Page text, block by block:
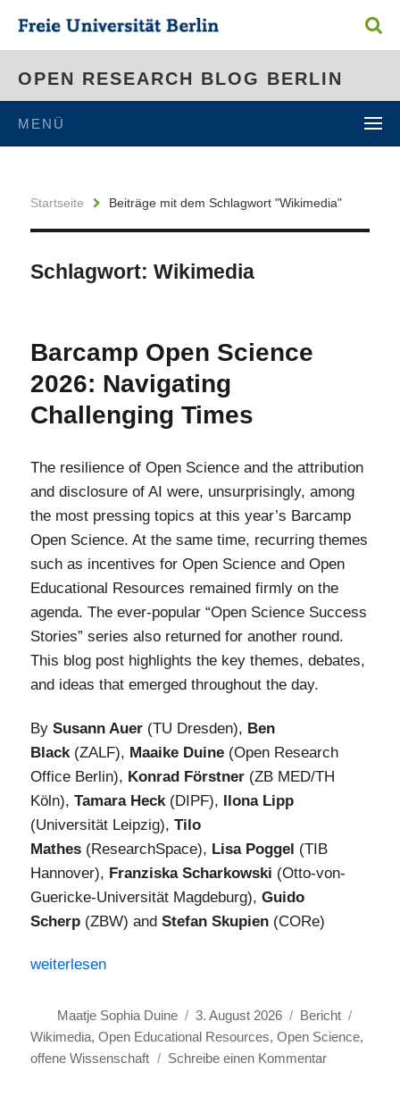
OPEN RESEARCH BLOG BERLIN
MENÜ
Startseite Beiträge mit dem Schlagwort "Wikimedia"
Schlagwort:Wikimedia
Barcamp Open Science
2026: Navigating
Challenging Times
The resilience of Open Science and the attribution
and disclosure of AI were, unsurprisingly, among
the most pressing topics at this year’s Barcamp
Open Science. At the same time, recurring themes
such as incentives for Open Science and Open
Educational Resources remained firmly on the
agenda. The ever-popular “Open Science Success
Stories” series also returned for another round.
This blog post highlights the key themes, debates,
and ideas that emerged throughout the day.
BySusann Auer (TU Dresden), Ben
Black (ZALF), Maaike Duine (Open Research
Office Berlin), Konrad Förstner (ZB MED/TH
Köln),Tamara Heck (DIPF), Ilona Lipp
(Universität Leipzig),Tilo
Mathes (ResearchSpace), Lisa Poggel (TIB
Hannover), Franziska Scharkowski (Otto-von-
Guericke-Universität Magdeburg),Guido
Scherp (ZBW) andStefan Skupien (CORe)
„Barcamp Open Science 2026: Navigating Challenging
weiterlesen
Autor
Maatje Sophia Duine
Veröffentlicht
am
3. August 2026 Kategorien
Bericht
Wikimedia,Open Educational Resources,Open Science,
offene Wissenschaft
Schreibe einen Kommentarzu